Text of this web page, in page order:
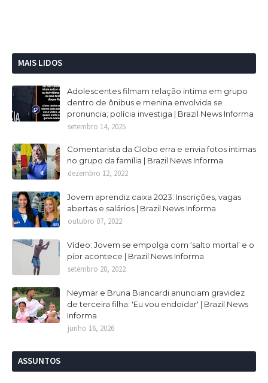
MAIS LIDOS
Adolescentes filmam relação intima em grupo
dentro de ônibus e menina envolvida se
pronuncia; polícia investiga | Brazil News Informa
setembro 14, 2025
Comentarista da Globo erra e envia fotos intimas
no grupo da família | Brazil News Informa
dezembro 12, 2022
Jovem aprendiz caixa 2023: Inscrições, vagas
abertas e salários | Brazil News Informa
outubro 07, 2022
Vídeo: Jovem se empolga com ‘salto mortal’ e o
pior acontece | Brazil News Informa
setembro 28, 2022
Neymar e Bruna Biancardi anunciam gravidez
de terceira filha: 'Eu vou endoidar' | Brazil News
Informa
junho 16, 2026
ASSUNTOS